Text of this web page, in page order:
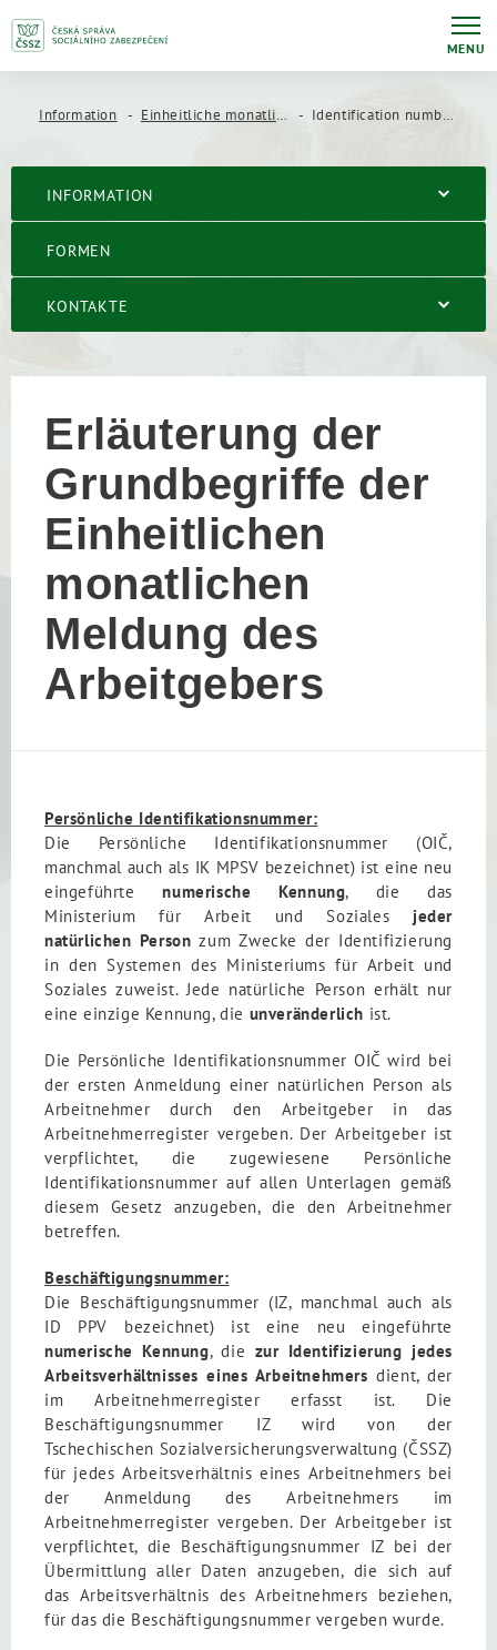
MENU
Information Einheitliche monatliche Meldung des Arbeitgebers (JMHZ) Identification numbers of an employer and employee used in the Single Monthly Employer Report
INFORMATION
FORMEN
KONTAKTE
Erläuterung der
Grundbegriffe der
Einheitlichen
monatlichen
Meldung des
Arbeitgebers
Persönliche Identifikationsnummer:
Die Persönliche Identifikationsnummer (OIČ,
manchmal auch als IK MPSV bezeichnet) ist eine neu
eingeführtenumerische Kennung, die das
Ministerium für Arbeit und Soziales jeder
natürlichen Personzum Zwecke der Identifizierung
in den Systemen des Ministeriums für Arbeit und
Soziales zuweist. Jede natürliche Person erhält nur
eine einzige Kennung, die unveränderlich ist.
Die Persönliche Identifikationsnummer OIČ wird bei
der ersten Anmeldung einer natürlichen Person als
Arbeitnehmer durch den Arbeitgeber in das
Arbeitnehmerregister vergeben. Der Arbeitgeber ist
verpflichtet, die zugewiesene Persönliche
Identifikationsnummer auf allen Unterlagen gemäß
diesem Gesetz anzugeben, die den Arbeitnehmer
betreffen.
Beschäftigungsnummer:
Die Beschäftigungsnummer (IZ, manchmal auch als
ID PPV bezeichnet) ist eine
neu eingeführte
numerische Kennung, die zur Identifizierung jedes
Arbeitsverhältnisses eines Arbeitnehmersdient, der
im Arbeitnehmerregister erfasst ist. Die
Beschäftigungsnummer IZ wird von der
Tschechischen Sozialversicherungsverwaltung (ČSSZ)
für jedes Arbeitsverhältnis eines Arbeitnehmers bei
der Anmeldung des Arbeitnehmers im
Arbeitnehmerregister vergeben. Der Arbeitgeber ist
verpflichtet, die Beschäftigungsnummer IZ bei der
Übermittlung aller Daten anzugeben, die sich auf
das Arbeitsverhältnis des Arbeitnehmers beziehen,
für das die Beschäftigungsnummer vergeben wurde.